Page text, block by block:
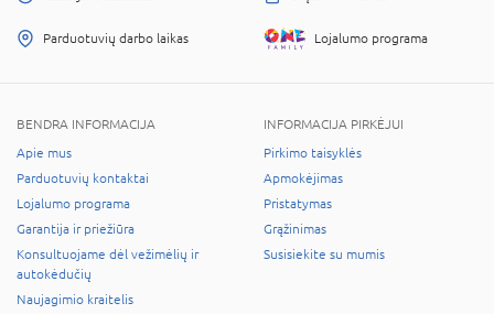
Parduotuvių darbo laikas Lojalumo programa
BENDRA INFORMACIJA
Apie mus
Parduotuvių kontaktai
Lojalumo programa
Garantija ir priežiūra
Konsultuojame dėl vežimėlių ir
autokėdučių
Naujagimio kraitelis
INFORMACIJA PIRKĖJUI
Pirkimo taisyklės
Apmokėjimas
Pristatymas
Grąžinimas
Susisiekite su mumis